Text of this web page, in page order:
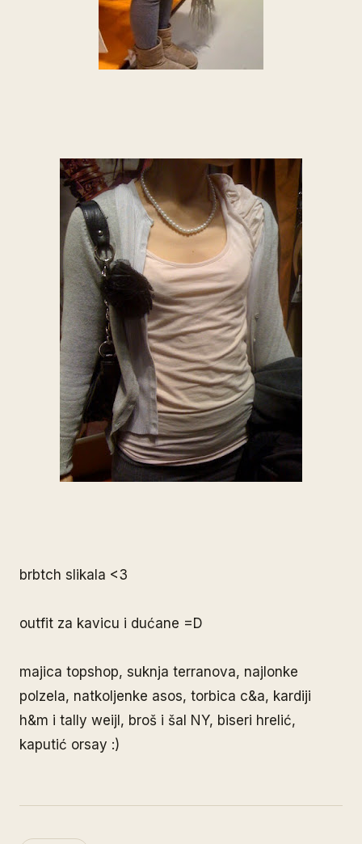
brbtch slikala <3
outfit za kavicu i dućane =D
majica topshop, suknja terranova, najlonke
polzela, natkoljenke asos, torbica c&a, kardiji
h&m i tally weijl, broš i šal NY, biseri hrelić,
kaputić orsay :)